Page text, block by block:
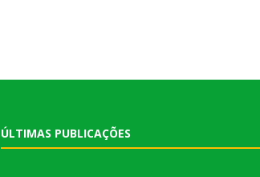
ÚLTIMAS PUBLICAÇÕES